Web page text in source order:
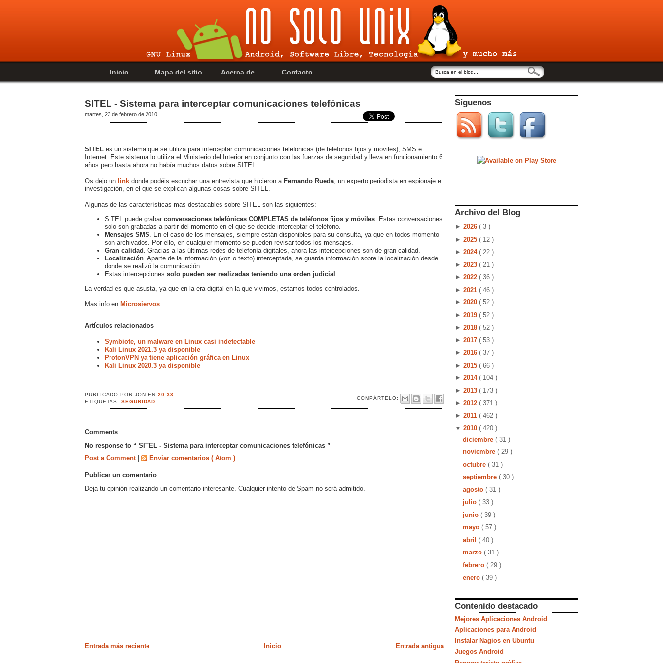
Inicio Mapa del sitio Acerca de Contacto
SITEL - Sistema para interceptar comunicaciones telefónicas
martes, 23 de febrero de 2010
SITEL es un sistema que se utiliza para interceptar comunicaciones telefónicas (de teléfonos fijos y móviles), SMS e
Internet. Este sistema lo utiliza el Ministerio del Interior en conjunto con las fuerzas de seguridad y lleva en funcionamiento 6
años pero hasta ahora no había muchos datos sobre SITEL.
Os dejo un link donde podéis escuchar una entrevista que hicieron a Fernando Rueda , un experto periodista en espionaje e
investigación, en el que se explican algunas cosas sobre SITEL.
Algunas de las características mas destacables sobre SITEL son las siguientes:
SITEL puede grabar conversaciones telefónicas COMPLETAS de teléfonos fijos y móviles . Estas conversaciones
solo son grabadas a partir del momento en el que se decide interceptar el teléfono.
Mensajes SMS . En el caso de los mensajes, siempre están disponibles para su consulta, ya que en todos momento
son archivados. Por ello, en cualquier momento se pueden revisar todos los mensajes.
Gran calidad . Gracias a las últimas redes de telefonía digitales, ahora las intercepciones son de gran calidad.
Localización . Aparte de la información (voz o texto) interceptada, se guarda información sobre la localización desde
donde se realizó la comunicación.
Estas intercepciones solo pueden ser realizadas teniendo una orden judicial
La verdad es que asusta, ya que en la era digital en la que vivimos, estamos todos controlados.
Mas info en Microsiervos
Artículos relacionados
Symbiote, un malware en Linux casi indetectable
Kali Linux 2021.3 ya disponible
ProtonVPN ya tiene aplicación gráfica en Linux
Kali Linux 2020.3 ya disponible
PUBLICADO PORJONEN20:33
COMPÁRTELO:
ETIQUETAS:SEGURIDAD
Comments
No response to “ SITEL - Sistema para interceptar comunicaciones telefónicas ”
Post a Comment
Enviar comentarios ( Atom )
Publicar un comentario
Deja tu opinión realizando un comentario interesante. Cualquier intento de Spam no será admitido.
Entrada más reciente Entrada antigua
Inicio
Síguenos
Archivo del Blog
► 2026 ( 3 )
► 2025 ( 12 )
► 2024 ( 22 )
► 2023 ( 21 )
► 2022 ( 36 )
► 2021 ( 46 )
► 2020 ( 52 )
► 2019 ( 52 )
► 2018 ( 52 )
► 2017 ( 53 )
► 2016 ( 37 )
► 2015 ( 66 )
► 2014 ( 104 )
► 2013 ( 173 )
► 2012 ( 371 )
► 2011 ( 462 )
▼ 2010 ( 420 )
diciembre ( 31 )
noviembre ( 29 )
octubre ( 31 )
septiembre ( 30 )
agosto ( 31 )
julio ( 33 )
junio ( 39 )
mayo ( 57 )
abril ( 40 )
marzo ( 31 )
febrero ( 29 )
enero ( 39 )
Contenido destacado
Mejores Aplicaciones Android
Aplicaciones para Android
Instalar Nagios en Ubuntu
Juegos Android